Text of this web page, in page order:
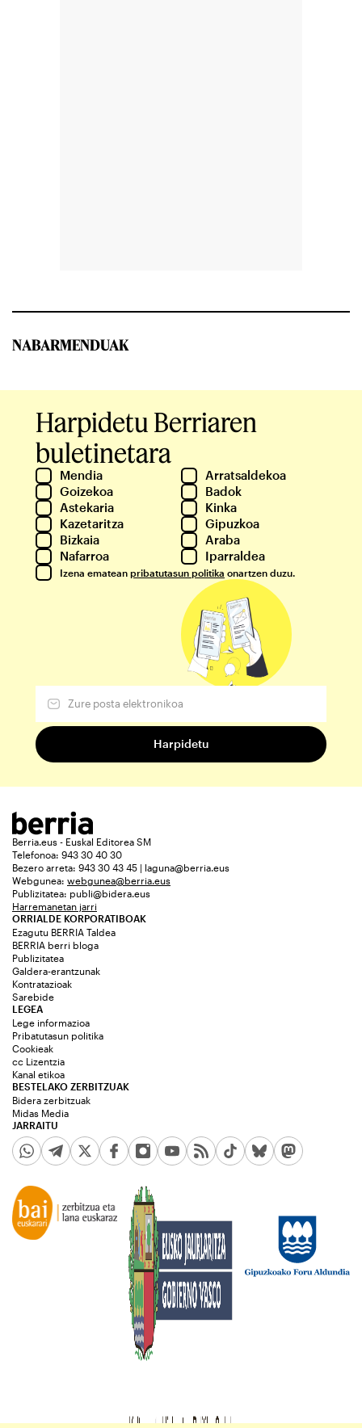
NABARMENDUAK
Harpidetu Berriaren
buletinetara
Mendia
Arratsaldekoa
Goizekoa
Badok
Astekaria
Kinka
Kazetaritza
Gipuzkoa
Bizkaia
Araba
Nafarroa
Iparraldea
Izena ematean pribatutasun politika onartzen duzu.
Berria.eus - Euskal Editorea SM
Telefonoa: 943 30 40 30
Bezero arreta: 943 30 43 45 | laguna@berria.eus
Webgunea: webgunea@berria.eus
Publizitatea: publi@bidera.eus
Harremanetan jarri
ORRIALDE KORPORATIBOAK
Ezagutu BERRIA Taldea
BERRIA berri bloga
Publizitatea
Galdera-erantzunak
Kontratazioak
Sarebide
JARRAITU
LEGEA
Lege informazioa
Pribatutasun politika
Cookieak
cc Lizentzia
Kanal etikoa
BESTELAKO ZERBITZUAK
Bidera zerbitzuak
Midas Media